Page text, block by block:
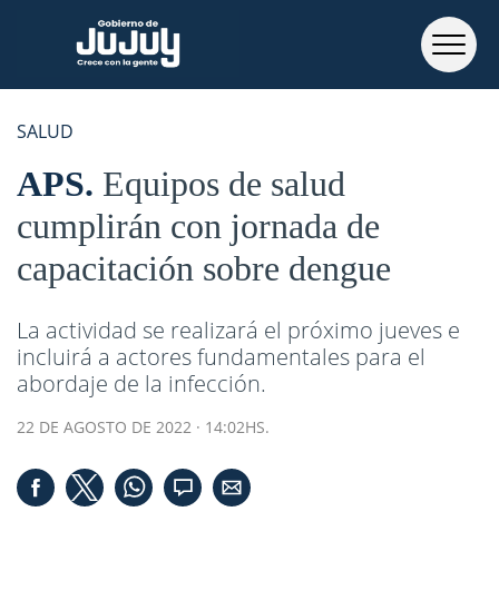
SALUD
APS Equipos de salud
cumplirán con jornada de
capacitación sobre dengue
La actividad se realizará el próximo jueves e
incluirá a actores fundamentales para el
abordaje de la infección.
22 DE AGOSTO DE 2022 · 14:02HS.